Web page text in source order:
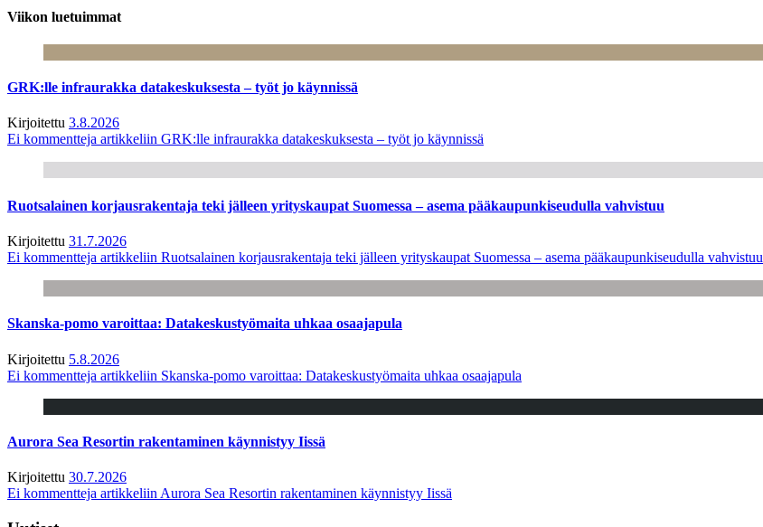
Viikon luetuimmat
GRK:lle infraurakka datakeskuksesta – työt jo käynnissä
Kirjoitettu 3.8.2026
Ei kommentteja artikkeliin GRK:lle infraurakka datakeskuksesta – työt jo käynnissä
Ruotsalainen korjausrakentaja teki jälleen yrityskaupat Suomessa – asema pääkaupunkiseudulla vahvistuu
Kirjoitettu 31.7.2026
Ei kommentteja artikkeliin Ruotsalainen korjausrakentaja teki jälleen yrityskaupat Suomessa – asema pääkaupunkiseudulla vahvistuu
Skanska-pomo varoittaa: Datakeskustyömaita uhkaa osaajapula
Kirjoitettu 5.8.2026
Ei kommentteja artikkeliin Skanska-pomo varoittaa: Datakeskustyömaita uhkaa osaajapula
Aurora Sea Resortin rakentaminen käynnistyy Iissä
Kirjoitettu 30.7.2026
Ei kommentteja artikkeliin Aurora Sea Resortin rakentaminen käynnistyy Iissä